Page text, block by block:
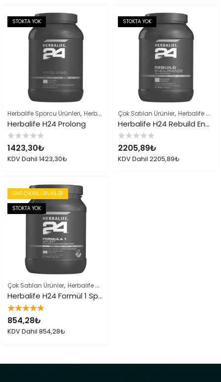
STOKTA YOK
Herbalife Sporcu Ürünleri, Herbalife Ürün Listesi Tamamı
Herbalife H24 Prolong
5
üzerinden
0
oy
1423,30₺
KDV Dahil 1423,30₺
STOKTA YOK
Çok Satılan Ürünler, Herbalife Sporcu Ürünleri
Herbalife H24 Rebuild Endurance
5
üzerinden
0
oy
2205,89₺
KDV Dahil 2205,89₺
ÖNE ÇIKAN ÜRÜNLER
STOKTA YOK
Çok Satılan Ürünler, Herbalife Sporcu Ürünleri
Herbalife H24 Formül 1 Sport
5 üzerinden
5.00oy aldı
854,28₺
KDV Dahil 854,28₺